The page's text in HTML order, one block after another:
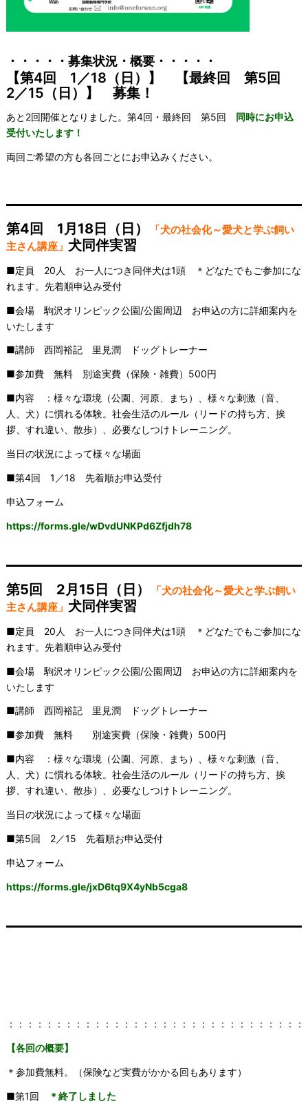
・・・・・募集状況・概要・・・・・
【第4回 1／18（日）】 【最終回 第5回
2／15（日）】 募集！
あと2回開催となりました。第4回・最終回 第5回 同時にお申込
受付いたします！
両回ご希望の方も各回ごとにお申込みください。
第4回 1月18日（日）
「犬の社会化～愛犬と学ぶ飼い
主さん講座」 犬同伴実習
■定員 20人 お一人につき同伴犬は1頭 ＊どなたでもご参加にな
れます。先着順申込み受付
■会場 駒沢オリンピック公園/公園周辺 お申込の方に詳細案内を
いたします
■講師 西岡裕記 里見潤 ドッグトレーナー
■参加費 無料 別途実費（保険・雑費）500円
■内容 ：様々な環境（公園、河原、まち）、様々な刺激（音、
人、犬）に慣れる体験。社会生活のルール（リードの持ち方、挨
拶、すれ違い、散歩）、必要なしつけトレーニング。
当日の状況によって様々な場面
■第4回 1／18 先着順お申込受付
申込フォーム
https://forms.gle/wDvdUNKPd6Zfjdh78
第5回 2月15日（日）
「犬の社会化～愛犬と学ぶ飼い
主さん講座」 犬同伴実習
■定員 20人 お一人につき同伴犬は1頭 ＊どなたでもご参加にな
れます。先着順申込み受付
■会場 駒沢オリンピック公園/公園周辺 お申込の方に詳細案内を
いたします
■講師 西岡裕記 里見潤 ドッグトレーナー
■参加費 無料 別途実費（保険・雑費）500円
■内容 ：様々な環境（公園、河原、まち）、様々な刺激（音、
人、犬）に慣れる体験。社会生活のルール（リードの持ち方、挨
拶、すれ違い、散歩）、必要なしつけトレーニング。
当日の状況によって様々な場面
■第5回 2／15 先着順お申込受付
申込フォーム
https://forms.gle/jxD6tq9X4yNb5cga8
：：：：：：：：：：：：：：：：：：：：：：：：：：：：：：
【各回の概要】
＊参加費無料。（保険など実費がかかる回もあります）
■第1回 ＊終了しました